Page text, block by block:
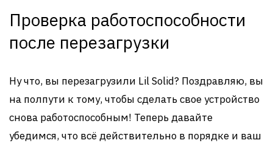
Проверка работоспособности
после перезагрузки
Ну что, вы перезагрузили Lil Solid? Поздравляю, вы
на полпути к тому, чтобы сделать свое устройство
снова работоспособным! Теперь давайте
убедимся, что всё действительно в порядке и ваш